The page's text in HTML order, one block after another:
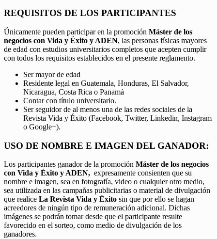
REQUISITOS DE LOS PARTICIPANTES
Únicamente pueden participar en la promoción Máster de los
negocios con Vida y Éxito y ADEN, las personas físicas mayores
de edad con estudios universitarios completos que acepten cumplir
con todos los requisitos establecidos en el presente reglamento.
Ser mayor de edad
Residente legal en Guatemala, Honduras, El Salvador,
Nicaragua, Costa Rica o Panamá
Contar con título universitario.
Ser seguidor de al menos una de las redes sociales de la
Revista Vida y Éxito (Facebook, Twitter, Linkedin, Instagram
o Google+).
USO DE NOMBRE E IMAGEN DEL GANADOR:
Los participantes ganador de la promoción Máster de los negocios
con Vida y Éxito y ADEN, expresamente consienten que su
nombre e imagen, sea en fotografía, video o cualquier otro medio,
sea utilizada en las campañas publicitarias o material de divulgación
que realice La Revista Vida y Éxito sin que por ello se hagan
acreedores de ningún tipo de remuneración adicional. Dichas
imágenes se podrán tomar desde que el participante resulte
favorecido en el sorteo, como medio de divulgación de los
ganadores.